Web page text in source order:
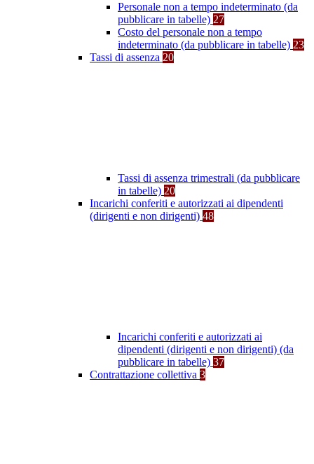
Personale non a tempo indeterminato (da
pubblicare in tabelle) 27
Costo del personale non a tempo
indeterminato (da pubblicare in tabelle) 23
Tassi di assenza 20
Tassi di assenza trimestrali (da pubblicare
in tabelle) 20
Incarichi conferiti e autorizzati ai dipendenti
(dirigenti e non dirigenti) 48
Incarichi conferiti e autorizzati ai
dipendenti (dirigenti e non dirigenti) (da
pubblicare in tabelle) 37
Contrattazione collettiva 3